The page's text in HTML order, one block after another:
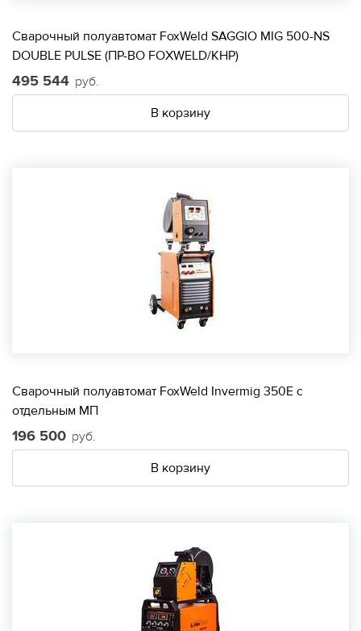
Сварочный полуавтомат FoxWeld SAGGIO MIG 500-NS
DOUBLE PULSE (ПР-ВО FOXWELD/КНР)
495 544 руб.
В корзину
Сварочный полуавтомат FoxWeld Invermig 350E с
отдельным МП
196 500 руб.
В корзину